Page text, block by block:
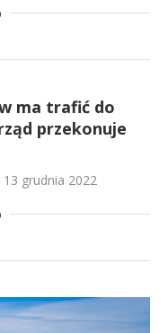
ma trafić do
przekonuje
13 grudnia 2022